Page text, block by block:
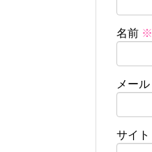
名前 ※
メール
サイト